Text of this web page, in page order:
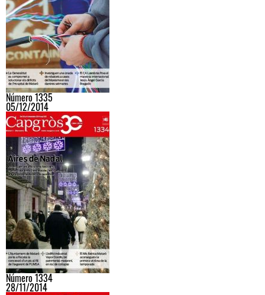
Número 1335
05/12/2014
Número 1334
28/11/2014